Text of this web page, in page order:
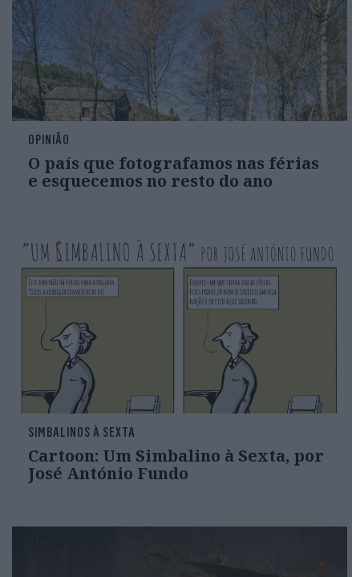
OPINIÃO
O país que fotografamos nas férias
e esquecemos no resto do ano
SIMBALINOS À SEXTA
Cartoon: Um Simbalino à Sexta, por
José António Fundo